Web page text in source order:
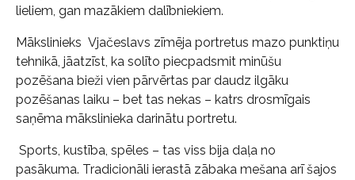
lieliem, gan mazākiem dalībniekiem.
Mākslinieks Vjačeslavs zīmēja portretus mazo punktiņu
tehnikā, jāatzīst, ka solīto piecpadsmit minūšu
pozēšana bieži vien pārvērtas par daudz ilgāku
pozēšanas laiku – bet tas nekas – katrs drosmīgais
saņēma mākslinieka darinātu portretu.
Sports, kustība, spēles – tas viss bija daļa no
pasākuma. Tradicionāli ierastā zābaka mešana arī šajos